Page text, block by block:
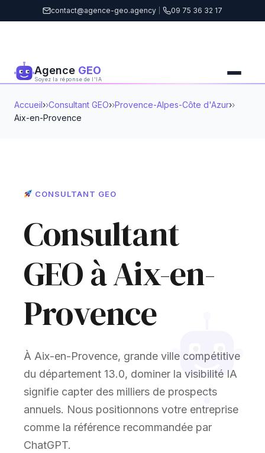
contact@agence-geo.agency 09 75 36 32 17
Agence GEO
Soyez la réponse de l'IA
Accueil› Consultant GEO› Provence-Alpes-Côte d'Azur›
Aix-en-Provence
CONSULTANT GEO
Consultant
GEO à Aix-en-
Provence
À Aix-en-Provence, grande ville compétitive
du département 13.0, dominer la visibilité IA
signifie capter des milliers de prospects
annuels. Nous positionnons votre entreprise
comme la référence recommandée par
ChatGPT.